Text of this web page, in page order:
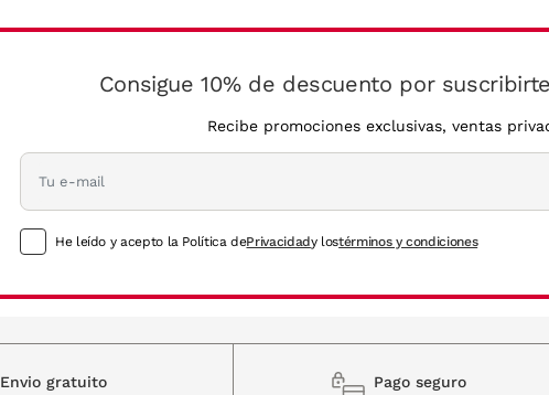
Consigue 10% de descuento por
Recibe promociones exclusivas, ventas
He leído y acepto la Política dePrivacidady lostérminos y condiciones
Envio gratuito Pago seguro